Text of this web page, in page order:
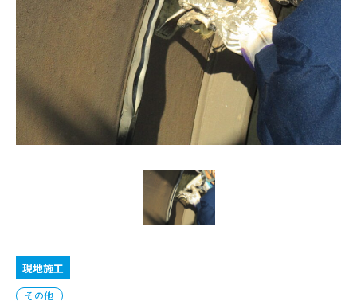
現地施工
その他